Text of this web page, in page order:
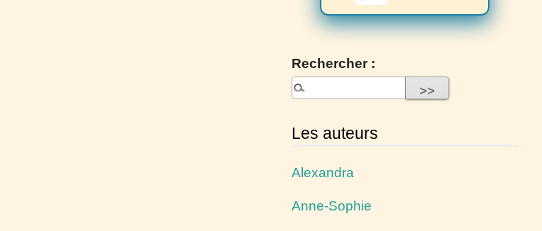
Rechercher :
Les auteurs
Alexandra
Anne-Sophie